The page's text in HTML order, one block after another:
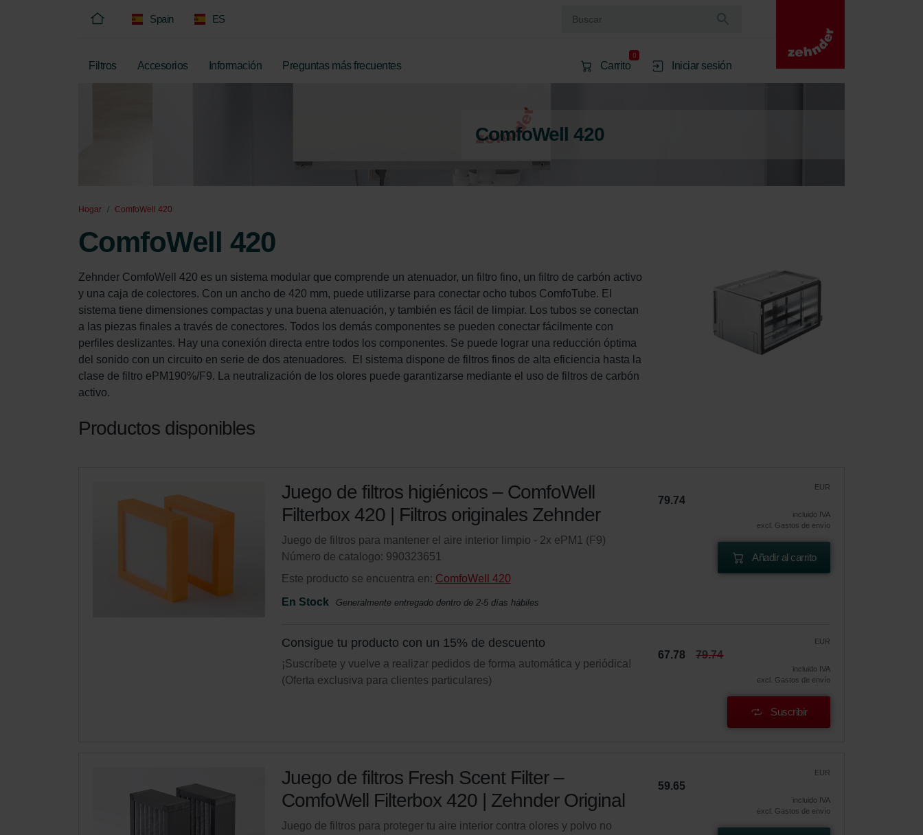
Spain ES
Filtros Accesorios Información Preguntas más frecuentes Carrito
0
Iniciar sesión
ComfoWell 420
Hogar ComfoWell 420
ComfoWell 420
Zehnder ComfoWell 420 es un sistema modular que comprende un atenuador, un filtro fino, un filtro de carbón activo
y una caja de colectores. Con un ancho de 420 mm, puede utilizarse para conectar ocho tubos ComfoTube. El
sistema tiene dimensiones compactas y una buena atenuación, y también es fácil de limpiar. Los tubos se conectan
a las piezas finales a través de conectores. Todos los demás componentes se pueden conectar fácilmente con
perfiles deslizantes. Hay una conexión directa entre todos los componentes. Se puede lograr una reducción óptima
del sonido con un circuito en serie de dos atenuadores.  El sistema dispone de filtros finos de alta eficiencia hasta la
clase de filtro ePM190%/F9. La neutralización de los olores puede garantizarse mediante el uso de filtros de carbón
activo.
Productos disponibles
Juego de filtros higiénicos – ComfoWell
Filterbox 420 | Filtros originales Zehnder
Juego de filtros para mantener el aire interior limpio - 2x ePM1 (F9)
Número de catalogo: 990323651
Este producto se encuentra en: ComfoWell 420
En Stock
Generalmente entregado dentro de 2-5 días hábiles
EUR
79.74
incluido IVA
excl. Gastos de envío
Añadir al carrito
Consigue tu producto con un 15% de descuento
¡Suscríbete y vuelve a realizar pedidos de forma automática y periódica!
(Oferta exclusiva para clientes particulares)
EUR
67.78 79.74
incluido IVA
excl. Gastos de envío
Suscribir
Juego de filtros Fresh Scent Filter –
ComfoWell Filterbox 420 | Zehnder Original
Juego de filtros para proteger tu aire interior contra olores y polvo no
EUR
59.65
incluido IVA
excl. Gastos de envío